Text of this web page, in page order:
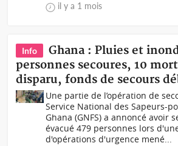
il y a 1 mois
Info
Ghana : Pluies et
personnes secoures, 10
disparu, fonds de secours
Une partie de l’opération de
Service National des Sapeurs-
Ghana (GNFS) a annoncé avoir
évacué 479 personnes lors
d'opérations d'urgence mené...